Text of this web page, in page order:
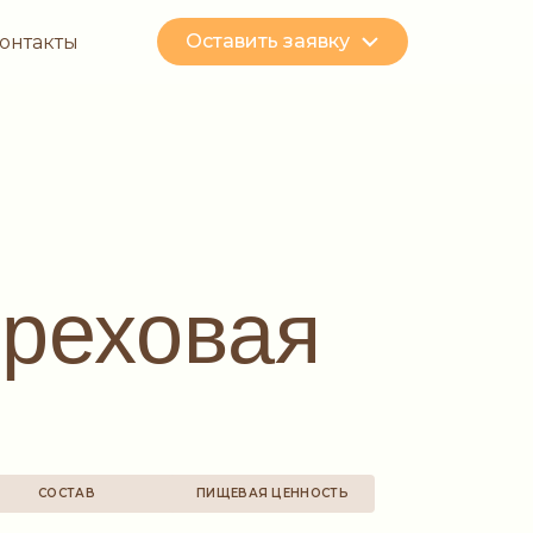
Оставить заявку
СОСТАВ ПИЩЕВАЯ ЦЕННОСТЬ